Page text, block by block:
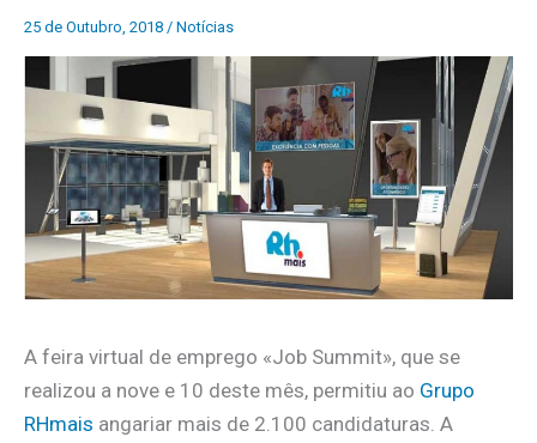
25 de Outubro, 2018 / Notícias
A feira virtual de emprego «Job Summit», que se
realizou a nove e 10 deste mês, permitiu ao Grupo
RHmais angariar mais de 2.100 candidaturas. A